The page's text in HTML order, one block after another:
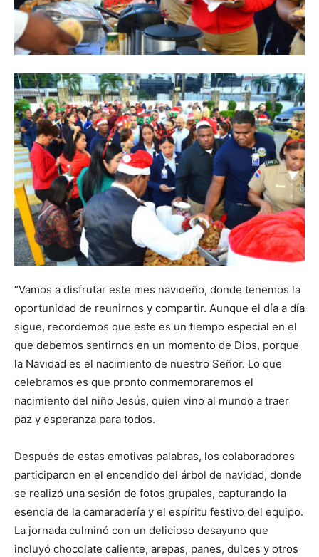
“Vamos a disfrutar este mes navideño, donde tenemos la
oportunidad de reunirnos y compartir. Aunque el día a día
sigue, recordemos que este es un tiempo especial en el
que debemos sentirnos en un momento de Dios, porque
la Navidad es el nacimiento de nuestro Señor. Lo que
celebramos es que pronto conmemoraremos el
nacimiento del niño Jesús, quien vino al mundo a traer
paz y esperanza para todos.
Después de estas emotivas palabras, los colaboradores
participaron en el encendido del árbol de navidad, donde
se realizó una sesión de fotos grupales, capturando la
esencia de la camaradería y el espíritu festivo del equipo.
La jornada culminó con un delicioso desayuno que
incluyó chocolate caliente, arepas, panes, dulces y otros